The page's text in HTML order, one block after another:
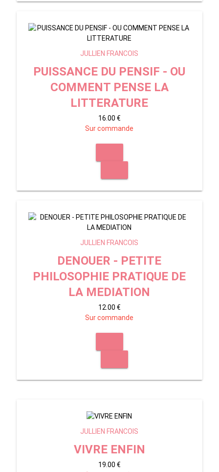
JULLIEN FRANCOIS
PUISSANCE DU PENSIF - OU
COMMENT PENSE LA
LITTERATURE
16.00 €
Sur commande
JULLIEN FRANCOIS
DENOUER - PETITE
PHILOSOPHIE PRATIQUE DE
LA MEDIATION
12.00 €
Sur commande
JULLIEN FRANCOIS
VIVRE ENFIN
19.00 €